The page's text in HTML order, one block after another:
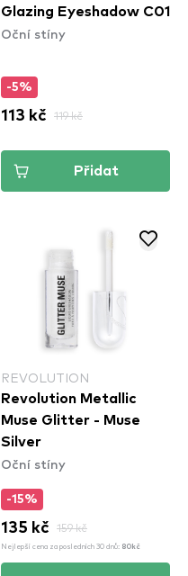
Glazing Eyeshadow C01
Oční stíny
-5%
113 kč 119 kč
Přidat
REVOLUTION
Revolution Metallic
Muse Glitter - Muse
Silver
Oční stíny
-15%
135 kč 159 kč
Nejlepší cena za posledních 30 dnů: 80kč